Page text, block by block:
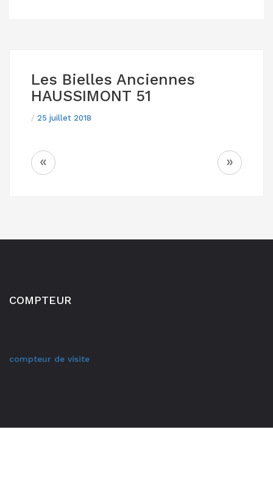
Les Bielles Anciennes
HAUSSIMONT 51
/ 25 juillet 2018
NAVIGATION
DE
« »
COMPTEUR
compteur de visite